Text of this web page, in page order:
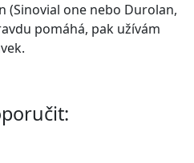
(Sinovial one nebo Durolan,
pomáhá, pak užívám